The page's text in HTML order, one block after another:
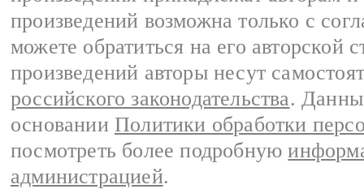
произведений возможна только с
можете обратиться на его авторской
произведений авторы несут
российского законодательства.
основании Политики обработки
посмотреть более подробную
администрацией.